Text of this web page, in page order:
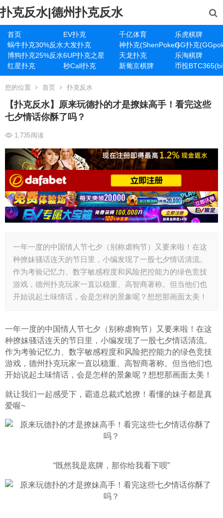
扑克反水|德州扑克反水
首页 EV扑克 千亿体育
乐虎棋牌
蜗牛扑克30%反水大发扑克 神扑克(ShenPoker)GG扑克
博狗扑克25%反水6UP扑克之星 天龙扑克
乐淘棋牌
红星扑克
秒Call扑克 新葡京棋牌 币投
您的位置 首页 扑克反水
【扑克反水】原来玩德扑的才是撩妹高手！看完这些
七夕情话你酥了吗？
1,735阅读
一年一度的中国情人节七夕（别称虐狗节）又要来啦！在这
种撩妹骚话连天的节日里，小编发现了一股七夕情话清流。
作为考验记忆力、数字敏感程度和风险把控能力的绿色竞技
游戏，德州扑克玩家一直以稳重、高智商著称。但当他们也
开始说起土味情话，会是怎样的景象呢？想想那画面太美！
一年一度的中国情人节七夕（别称虐狗节）又要来啦！在这
种撩妹骚话连天的节日里，小编发现了一股七夕情话清流。
作为考验记忆力、数字敏感程度和风险把控能力的绿色竞技
游戏，德州扑克玩家一直以稳重、高智商著称。但当他们也
开始说起土味情话，会是怎样的景象呢？想想那画面太美！
就让我们一起感受下，霸道总裁式尬撩！看懂的妹子都是真
爱喔~
“既然我是底牌，那你给我看下呗”